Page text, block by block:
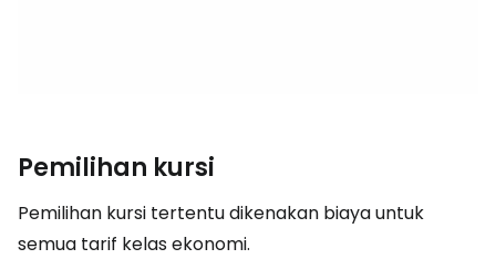
Pemilihan kursi
Pemilihan kursi tertentu dikenakan biaya untuk
semua tarif kelas ekonomi.